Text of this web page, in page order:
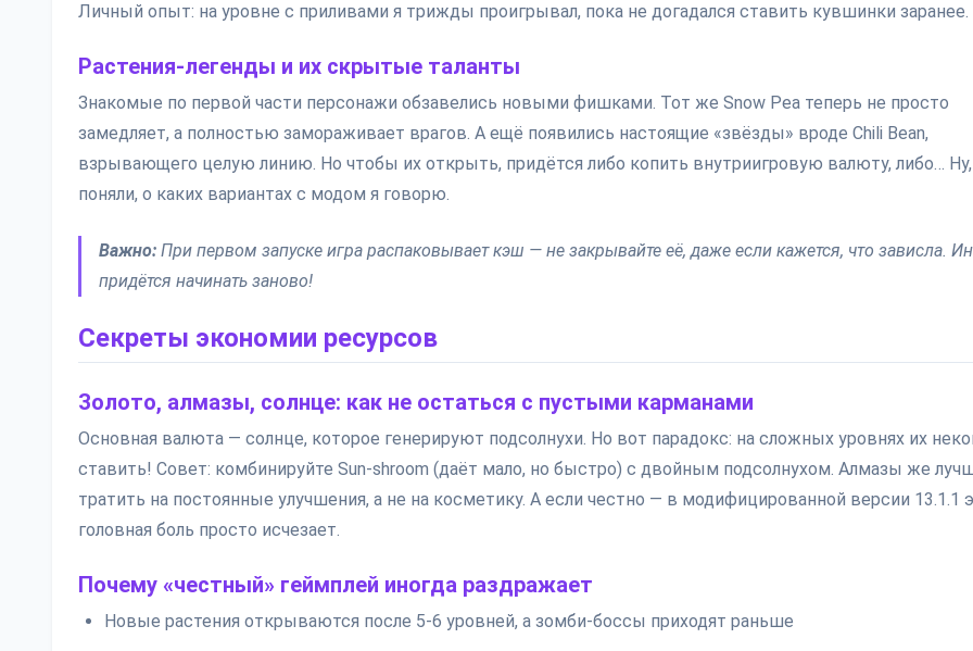
Личный опыт: на уровне с приливами я трижды проигрывал, пока не догадался ставить кувшинки заранее.
Растения-легенды и их скрытые таланты
Знакомые по первой части персонажи обзавелись новыми фишками. Тот же Snow Pea теперь не просто
замедляет, а полностью замораживает врагов. А ещё появились настоящие «звёзды» вроде Chili Bean,
взрывающего целую линию. Но чтобы их открыть, придётся либо копить внутриигровую валюту, либо…
поняли, о каких вариантах с модом я говорю.
Важно: При первом запуске игра распаковывает кэш — не закрывайте её, даже если кажется, что зависла.
придётся начинать заново!
Секреты экономии ресурсов
Золото, алмазы, солнце: как не остаться с пустыми карманами
Основная валюта — солнце, которое генерируют подсолнухи. Но вот парадокс: на сложных уровнях их
ставить! Совет: комбинируйте Sun-shroom (даёт мало, но быстро) с двойным подсолнухом. Алмазы же
тратить на постоянные улучшения, а не на косметику. А если честно — в модифицированной версии 13.1.1
головная боль просто исчезает.
Почему «честный» геймплей иногда раздражает
Новые растения открываются после 5-6 уровней, а зомби-боссы приходят раньше